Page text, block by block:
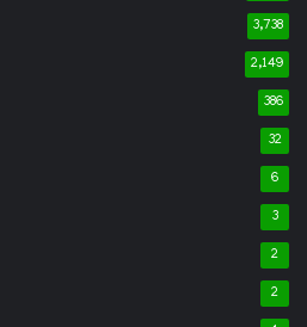
3,738
2,149
386
32
6
3
2
2